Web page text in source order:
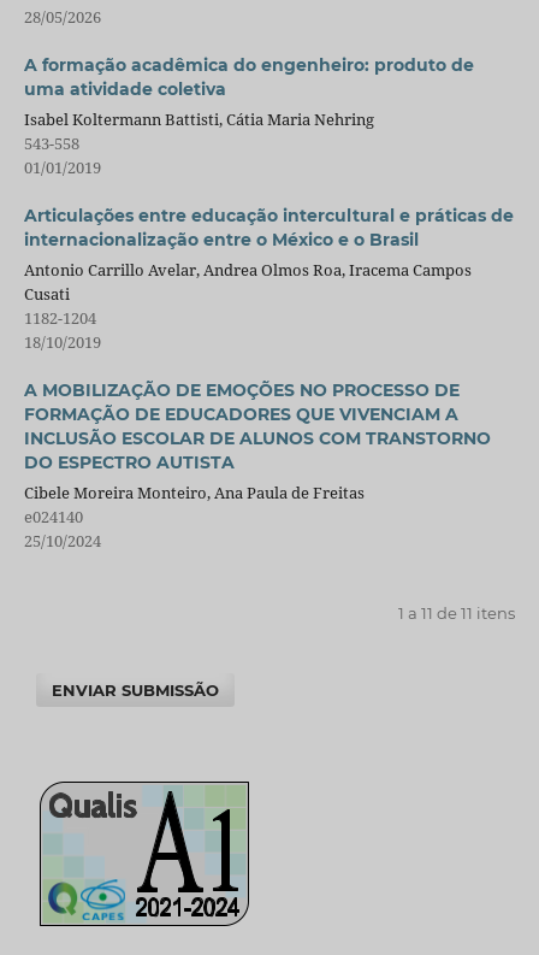
28/05/2026
A formação acadêmica do engenheiro: produto de
uma atividade coletiva
Isabel Koltermann Battisti, Cátia Maria Nehring
543-558
01/01/2019
Articulações entre educação intercultural e práticas de
internacionalização entre o México e o Brasil
Antonio Carrillo Avelar, Andrea Olmos Roa, Iracema Campos
Cusati
1182-1204
18/10/2019
A MOBILIZAÇÃO DE EMOÇÕES NO PROCESSO DE
FORMAÇÃO DE EDUCADORES QUE VIVENCIAM A
INCLUSÃO ESCOLAR DE ALUNOS COM TRANSTORNO
DO ESPECTRO AUTISTA
Cibele Moreira Monteiro, Ana Paula de Freitas
e024140
25/10/2024
1 a 11 de 11 itens
ENVIAR SUBMISSÃO